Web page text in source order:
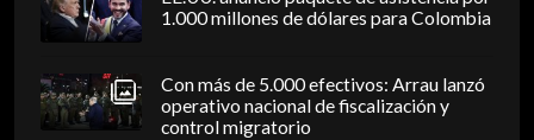
1.000 millones de dólares para Colombia
Con más de 5.000 efectivos: Arrau lanzó
operativo nacional de fiscalización y
control migratorio